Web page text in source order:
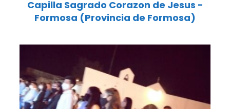
Capilla Sagrado Corazon de Jesus -
Formosa (Provincia de Formosa)